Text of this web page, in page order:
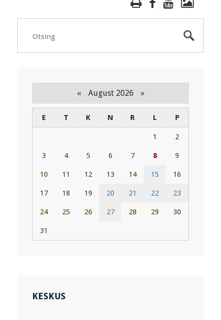
« August 2026 »
E T K N R L P
1 2
3 4 5 6 7 8 9
10 11 12 13 14 15 16
17 18 19 20 21 22 23
24 25 26 27 28 29 30
31
KESKUS